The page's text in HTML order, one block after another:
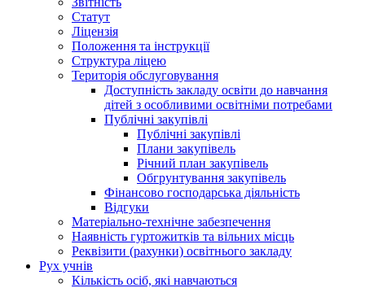
Статут
Ліцензія
Положення та інструкції
Структура ліцею
Територія обслуговування
Доступність закладу освіти до навчання
дітей з особливими освітніми потребами
Публічні закупівлі
Публічні закупівлі
Плани закупівель
Річний план закупівель
Обгрунтування закупівель
Фінансово господарська діяльність
Відгуки
Матеріально-технічне забезпечення
Наявність гуртожитків та вільних місць
Реквізити (рахунки) освітнього закладу
Рух учнів
Кількість осіб, які навчаються